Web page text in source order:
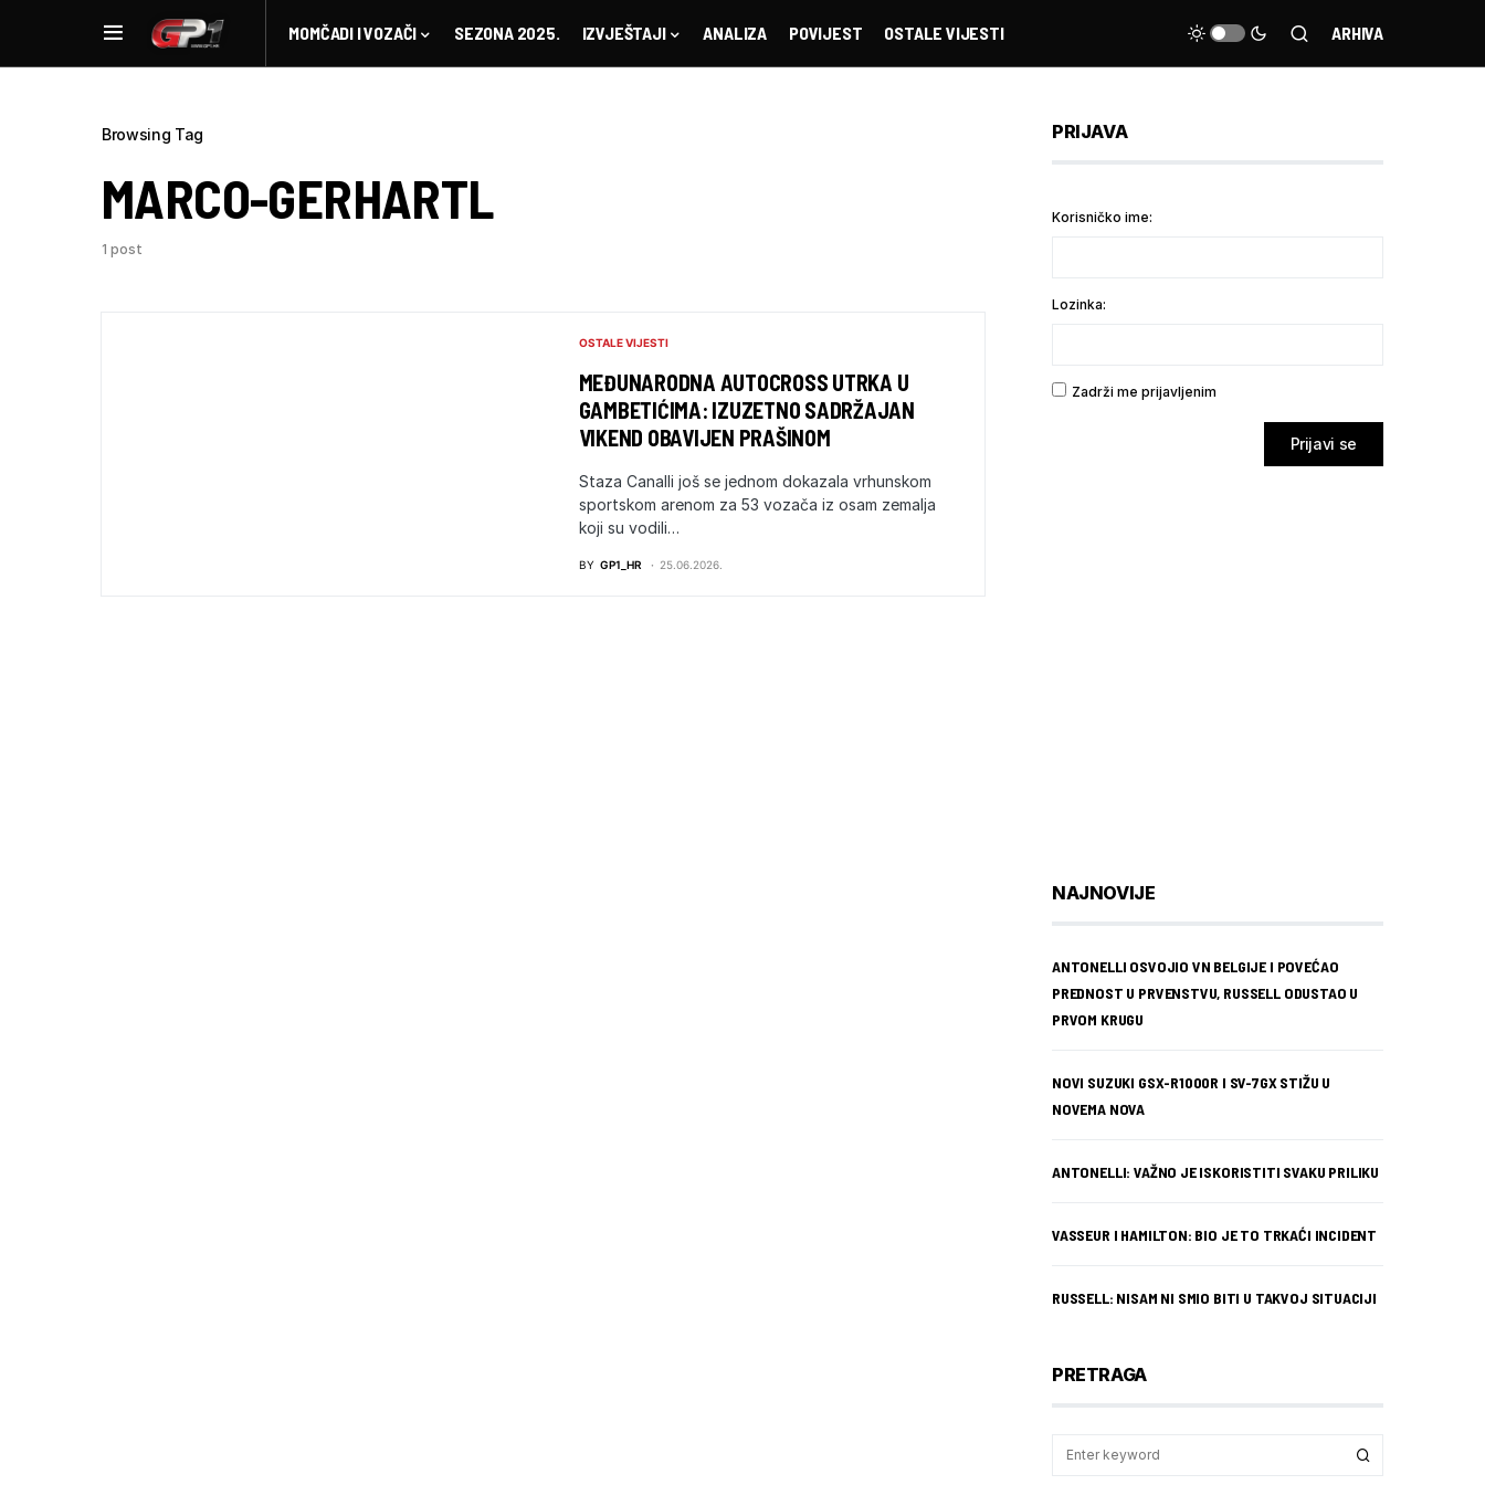
MOMČADI I VOZAČI SEZONA 2025. IZVJEŠTAJI ANALIZA POVIJEST OSTALE VIJESTI ARHIVA
Browsing Tag
MARCO-GERHARTL
1 post
OSTALE VIJESTI
MEĐUNARODNA AUTOCROSS UTRKA U
GAMBETIĆIMA: IZUZETNO SADRŽAJAN
VIKEND OBAVIJEN PRAŠINOM
Staza Canalli još se jednom dokazala vrhunskom
sportskom arenom za 53 vozača iz osam zemalja
koji su vodili…
BY GP1_HR 25.06.2026.
PRIJAVA
Korisničko ime:
Lozinka:
Zadrži me prijavljenim
Prijavi se
NAJNOVIJE
ANTONELLI OSVOJIO VN BELGIJE I POVEĆAO
PREDNOST U PRVENSTVU, RUSSELL ODUSTAO U
PRVOM KRUGU
NOVI SUZUKI GSX-R1000R I SV-7GX STIŽU U
NOVEMA NOVA
ANTONELLI: VAŽNO JE ISKORISTITI SVAKU PRILIKU
VASSEUR I HAMILTON: BIO JE TO TRKAĆI INCIDENT
RUSSELL: NISAM NI SMIO BITI U TAKVOJ SITUACIJI
PRETRAGA